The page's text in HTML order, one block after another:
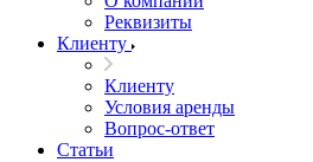
Реквизиты
Клиенту
Клиенту
Условия аренды
Вопрос-ответ
Статьи